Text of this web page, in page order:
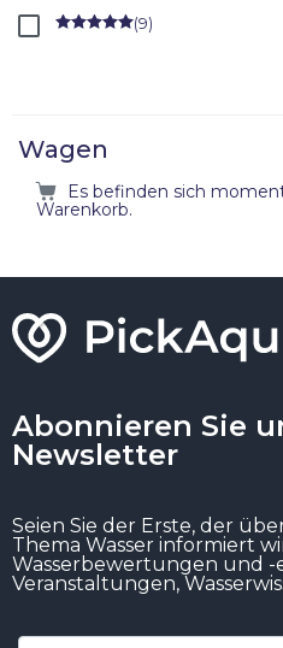
(9)
Wagen
Es befinden sich
Warenkorb.
Abonnieren Sie
Newsletter
Seien Sie der Erste, der
Thema Wasser informiert
Wasserbewertungen und
Veranstaltungen,